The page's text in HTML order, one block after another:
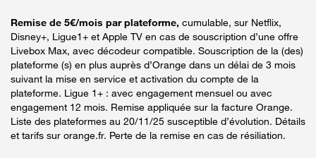
Remise de 5€/mois par plateforme, cumulable, sur Netflix,
Disney+, Ligue1+ et Apple TV en cas de souscription d’une offre
Livebox Max, avec décodeur compatible. Souscription de la (des)
plateforme (s) en plus auprès d’Orange dans un délai de 3 mois
suivant la mise en service et activation du compte de la
plateforme. Ligue 1+ : avec engagement mensuel ou avec
engagement 12 mois. Remise appliquée sur la facture Orange.
Liste des plateformes au 20/11/25 susceptible d’évolution. Détails
et tarifs sur orange.fr. Perte de la remise en cas de résiliation.